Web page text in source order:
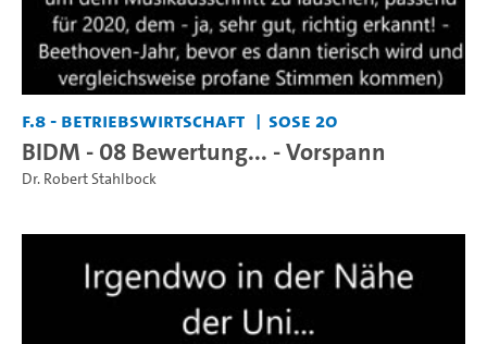
F.8 - Betriebswirtschaft SoSe 20
BIDM - 08 Bewertung... - Vorspann
Dr. Robert Stahlbock